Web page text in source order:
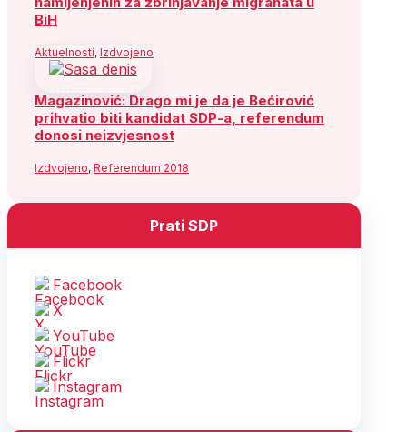
BiH
Aktuelnosti, Izdvojeno
Magazinović: Drago mi je da je Bećirović
prihvatio biti kandidat SDP-a, referendum
donosi neizvjesnost
Izdvojeno, Referendum 2018
Prati SDP
Facebook
X
YouTube
Flickr
Instagram